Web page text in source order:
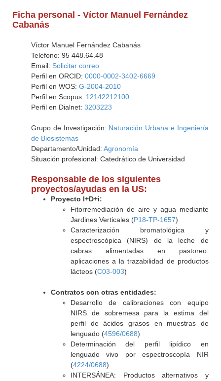
Ficha personal - Víctor Manuel Fernández
Cabanás
Víctor Manuel Fernández Cabanás
Telefono: 95 448.64.48
Email: Solicitar correo
Perfil en ORCID: 0000-0002-3402-6669
Perfil en WOS: G-2004-2010
Perfil en Scopus: 12142212100
Perfil en Dialnet: 3203223
Grupo de Investigación: Naturación Urbana e Ingeniería
de Biosistemas
Departamento/Unidad: Agronomía
Situación profesional: Catedrático de Universidad
Responsable de los siguientes
proyectos/ayudas en la US:
Proyecto I+D+i:
Fitorremediación de aire y agua mediante
Jardines Verticales (P18-TP-1657)
Caracterización bromatológica y
espectroscópica (NIRS) de la leche de
cabras alimentadas en pastoreo:
aplicaciones a la trazabilidad de productos
lácteos (C03-003)
Contratos con otras entidades:
Desarrollo de calibraciones con equipo
NIRS de sobremesa para la estima del
perfil de ácidos grasos en muestras de
lenguado (4596/0688)
Determinación del perfil lipídico en
lenguado vivo por espectroscopía NIR
(4224/0688)
INTERSÁNEA: Productos alternativos y